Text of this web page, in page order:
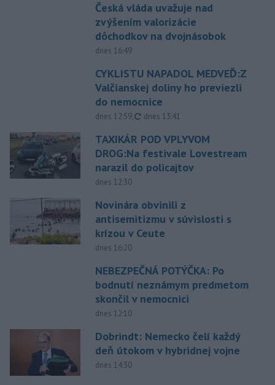
Česká vláda uvažuje nad
zvýšením valorizácie
dôchodkov na dvojnásobok
dnes 16:49
CYKLISTU NAPADOL MEDVEĎ:Z
Valčianskej doliny ho previezli
do nemocnice
dnes 12:59, aktualizované
dnes 13:41
TAXIKÁR POD VPLYVOM
DROG:Na festivale Lovestream
narazil do policajtov
dnes 12:30
Novinára obvinili z
antisemitizmu v súvislosti s
krízou v Ceute
dnes 16:20
NEBEZPEČNÁ POTÝČKA: Po
bodnutí neznámym predmetom
skončil v nemocnici
dnes 12:10
Dobrindt: Nemecko čelí každý
deň útokom v hybridnej vojne
dnes 14:30